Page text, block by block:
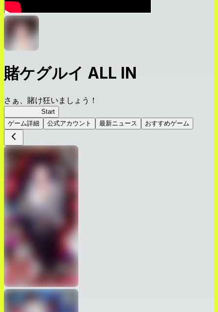
賭ケグルイ ALL IN
さぁ、賭け狂いましょう！
Start
ゲーム詳細
公式アカウント 最新ニュース おすすめゲーム